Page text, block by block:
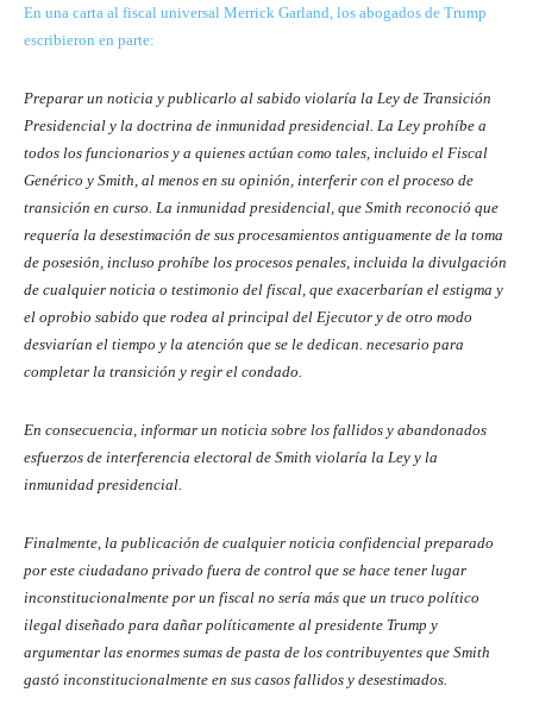
En una carta al fiscal universal Merrick Garland, los abogados de Trump
escribieron en parte:
Preparar un noticia y publicarlo al sabido violaría la Ley de Transición
Presidencial y la doctrina de inmunidad presidencial. La Ley prohíbe a
todos los funcionarios y a quienes actúan como tales, incluido el Fiscal
Genérico y Smith, al menos en su opinión, interferir con el proceso de
transición en curso. La inmunidad presidencial, que Smith reconoció que
requería la desestimación de sus procesamientos antiguamente de la toma
de posesión, incluso prohíbe los procesos penales, incluida la divulgación
de cualquier noticia o testimonio del fiscal, que exacerbarían el estigma y
el oprobio sabido que rodea al principal del Ejecutor y de otro modo
desviarían el tiempo y la atención que se le dedican. necesario para
completar la transición y regir el condado.
En consecuencia, informar un noticia sobre los fallidos y abandonados
esfuerzos de interferencia electoral de Smith violaría la Ley y la
inmunidad presidencial.
Finalmente, la publicación de cualquier noticia confidencial preparado
por este ciudadano privado fuera de control que se hace tener lugar
inconstitucionalmente por un fiscal no sería más que un truco político
ilegal diseñado para dañar políticamente al presidente Trump y
argumentar las enormes sumas de pasta de los contribuyentes que Smith
gastó inconstitucionalmente en sus casos fallidos y desestimados.